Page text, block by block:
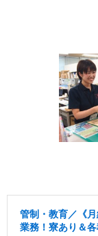
管制・教育／《
業務！寮あり＆